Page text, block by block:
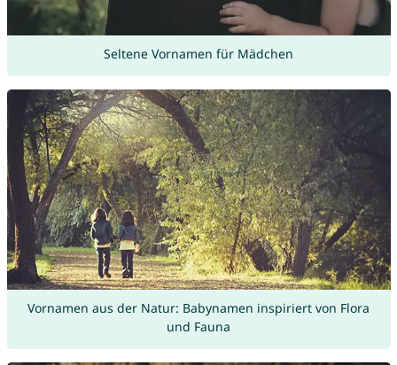
Seltene Vornamen für Mädchen
Vornamen aus der Natur: Babynamen inspiriert von Flora
und Fauna